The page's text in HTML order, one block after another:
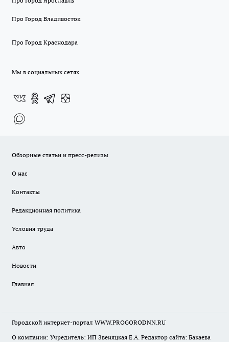
Про Город Владивосток
Про Город Краснодара
Мы в социальных сетях
Обзорные статьи и пресс-релизы
О нас
Контакты
Редакционная политика
Условия труда
Авто
Новости
Главная
Городской интернет-портал WWW.PROGORODNN.RU
О компании: Учредитель: ИП Звеняцкая Е.А. Редактор сайта: Бакаева